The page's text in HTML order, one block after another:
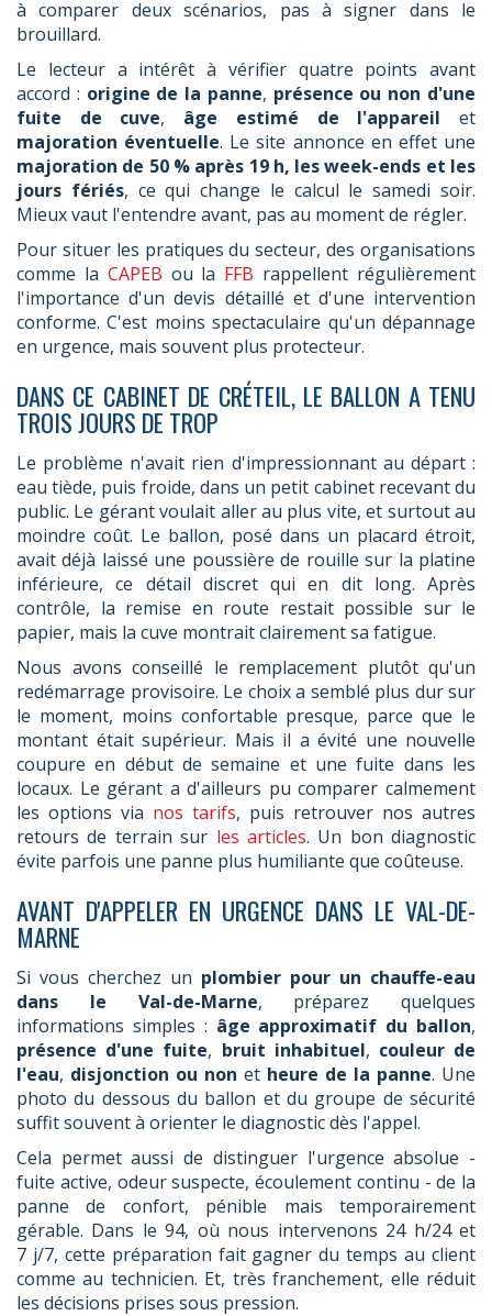
à comparer deux scénarios, pas à signer dans le
brouillard.
Le lecteur a intérêt à vérifier quatre points avant
accord : origine de la panne, présence ou non d'une
fuite de cuve, âge estimé de l'appareil et
majoration éventuelle. Le site annonce en effet une
majoration de 50 % après 19 h, les week-ends et les
jours fériés, ce qui change le calcul le samedi soir.
Mieux vaut l'entendre avant, pas au moment de régler.
Pour situer les pratiques du secteur, des organisations
comme la CAPEB ou la FFB rappellent régulièrement
l'importance d'un devis détaillé et d'une intervention
conforme. C'est moins spectaculaire qu'un dépannage
en urgence, mais souvent plus protecteur.
DANS CE CABINET DE CRÉTEIL, LE BALLON A TENU
TROIS JOURS DE TROP
Le problème n'avait rien d'impressionnant au départ :
eau tiède, puis froide, dans un petit cabinet recevant du
public. Le gérant voulait aller au plus vite, et surtout au
moindre coût. Le ballon, posé dans un placard étroit,
avait déjà laissé une poussière de rouille sur la platine
inférieure, ce détail discret qui en dit long. Après
contrôle, la remise en route restait possible sur le
papier, mais la cuve montrait clairement sa fatigue.
Nous avons conseillé le remplacement plutôt qu'un
redémarrage provisoire. Le choix a semblé plus dur sur
le moment, moins confortable presque, parce que le
montant était supérieur. Mais il a évité une nouvelle
coupure en début de semaine et une fuite dans les
locaux. Le gérant a d'ailleurs pu comparer calmement
les options via nos tarifs, puis retrouver nos autres
retours de terrain sur les articles. Un bon diagnostic
évite parfois une panne plus humiliante que coûteuse.
AVANT D'APPELER EN URGENCE DANS LE VAL-DE-
MARNE
Si vous cherchez un plombier pour un chauffe-eau
dans le Val-de-Marne, préparez quelques
informations simples : âge approximatif du ballon,
présence d'une fuite, bruit inhabituel, couleur de
l'eau, disjonction ou non et heure de la panne. Une
photo du dessous du ballon et du groupe de sécurité
suffit souvent à orienter le diagnostic dès l'appel.
Cela permet aussi de distinguer l'urgence absolue -
fuite active, odeur suspecte, écoulement continu - de la
panne de confort, pénible mais temporairement
gérable. Dans le 94, où nous intervenons 24 h/24 et
7 j/7, cette préparation fait gagner du temps au client
comme au technicien. Et, très franchement, elle réduit
les décisions prises sous pression.